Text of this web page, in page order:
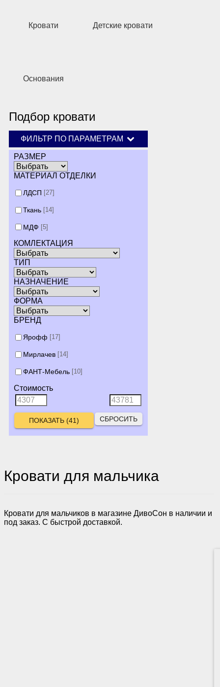
Кровати Детские кровати
Основания
Кровати для мальчика
Кровати для мальчиков в магазине ДивоСон в наличии и
под заказ. С быстрой доставкой.
Подбор кровати
ФИЛЬТР ПО ПАРАМЕТРАМ
РАЗМЕР
МАТЕРИАЛ ОТДЕЛКИ
ЛДСП [27]
Ткань [14]
МДФ [5]
КОМЛЕКТАЦИЯ
ТИП
НАЗНАЧЕНИЕ
ФОРМА
БРЕНД
Ярофф [17]
Мирлачев [14]
ФАНТ-Мебель [10]
Стоимость
СБРОСИТЬ